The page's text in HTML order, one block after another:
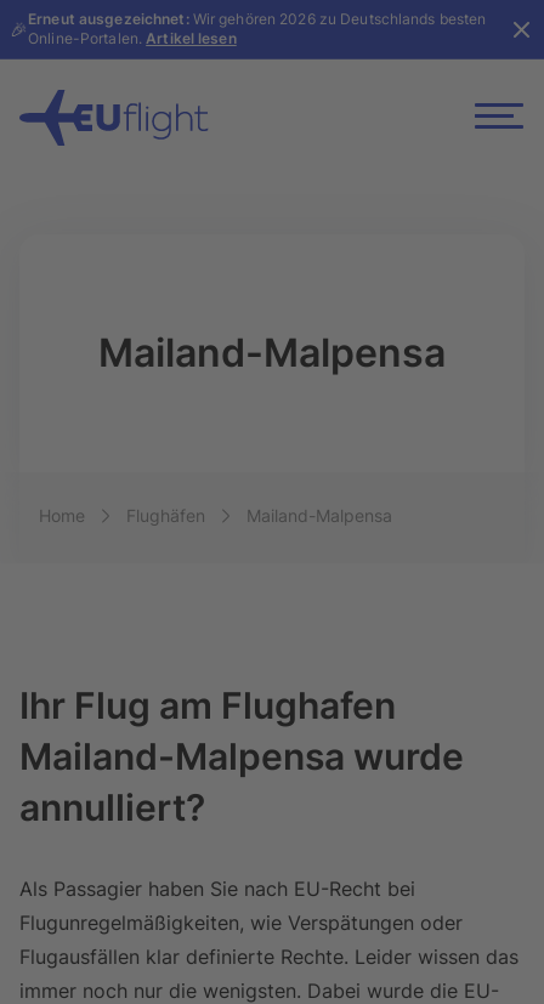
🎉 Erneut ausgezeichnet:Wir gehören 2026 zu Deutschlands besten
Online-Portalen.Artikel lesen
Mailand-Malpensa
Home
Flughäfen Mailand-Malpensa
Ihr Flug am Flughafen
Mailand-Malpensa wurde
annulliert?
Als Passagier haben Sie nach EU-Recht bei
Flugunregelmäßigkeiten, wie Verspätungen oder
Flugausfällen klar definierte Rechte. Leider wissen das
immer noch nur die wenigsten. Dabei wurde die EU-